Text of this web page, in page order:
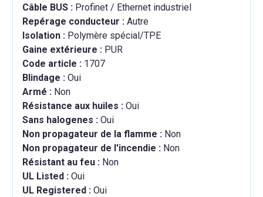
Câble BUS : Profinet / Ethernet industriel
Repérage conducteur : Autre
Isolation : Polymère spécial/TPE
Gaine extérieure : PUR
Code article : 1707
Blindage : Oui
Armé : Non
Résistance aux huiles : Oui
Sans halogenes : Oui
Non propagateur de la flamme : Non
Non propagateur de l'incendie : Non
Résistant au feu : Non
UL Listed : Oui
UL Registered : Oui